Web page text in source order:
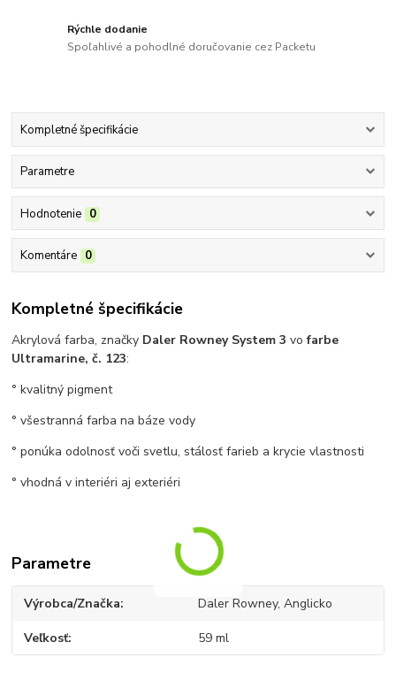
Rýchle dodanie
Spoľahlivé a pohodlné doručovanie cez Packetu
Kompletné špecifikácie
Parametre
Hodnotenie 0
Komentáre 0
Kompletné špecifikácie
Akrylová farba, značky Daler Rowney System 3 vofarbe
Ultramarine, č. 123:
° kvalitný pigment
° všestranná farba na báze vody
° ponúka odolnosť voči svetlu, stálosť farieb a krycie vlastnosti
° vhodná v interiéri aj exteriéri
Parametre
Výrobca/Značka Daler Rowney, Anglicko
Veľkosť 59 ml